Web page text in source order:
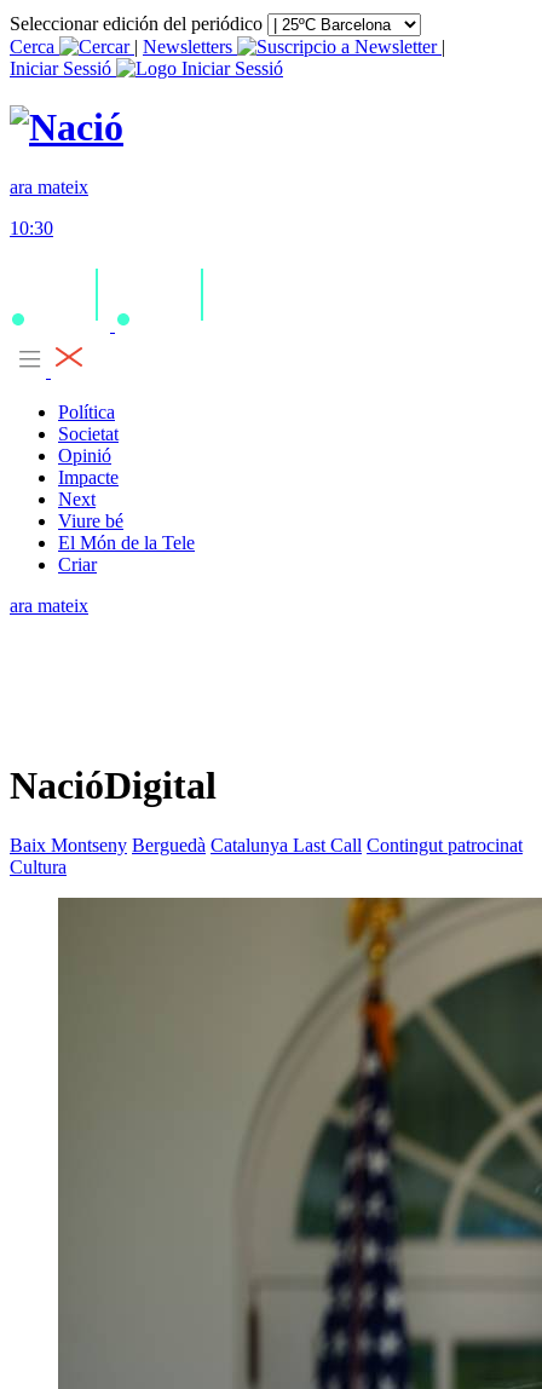
Seleccionar edición del periódico
Cerca
| Newsletters
|
Iniciar Sessió
ara mateix
10:30
Política
Societat
Opinió
Impacte
Next
Viure bé
El Món de la Tele
Criar
ara mateix
NacióDigital
Baix Montseny Berguedà Catalunya Last Call Contingut patrocinat
Cultura